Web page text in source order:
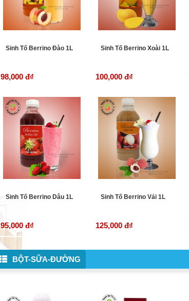
Sinh Tố Berrino Đào 1L
98,000 đ₫
Sinh Tố Berrino Xoài 1L
100,000 đ₫
Sinh Tố Berrino Dâu 1L
95,000 đ₫
Sinh Tố Berrino Vải 1L
125,000 đ₫
BỘT-SỮA-ĐƯỜNG